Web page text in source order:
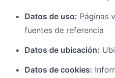
Datos de uso: Páginas
fuentes de referencia
Datos de ubicación:
Datos de cookies: